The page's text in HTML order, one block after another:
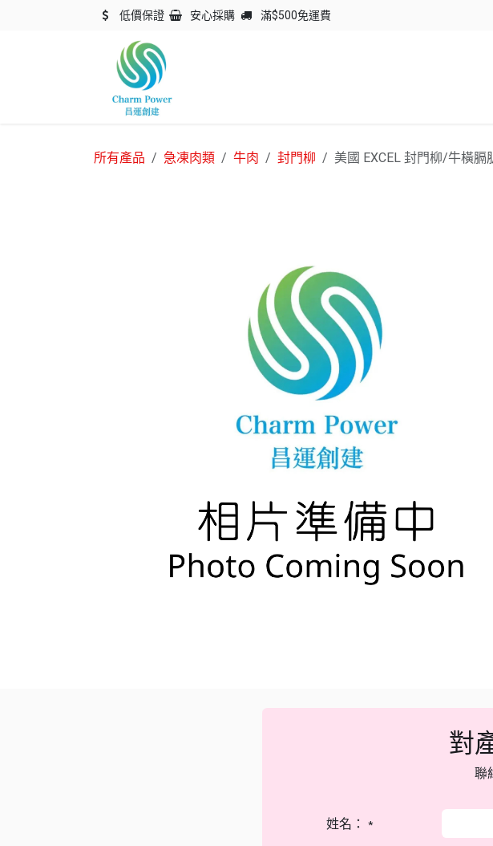
低價保證 安心採購 滿$500免運費
所有產品 急凍肉類 牛肉 封門柳 美國 EXCEL 封門柳/牛橫膈
對
聯
姓名： *